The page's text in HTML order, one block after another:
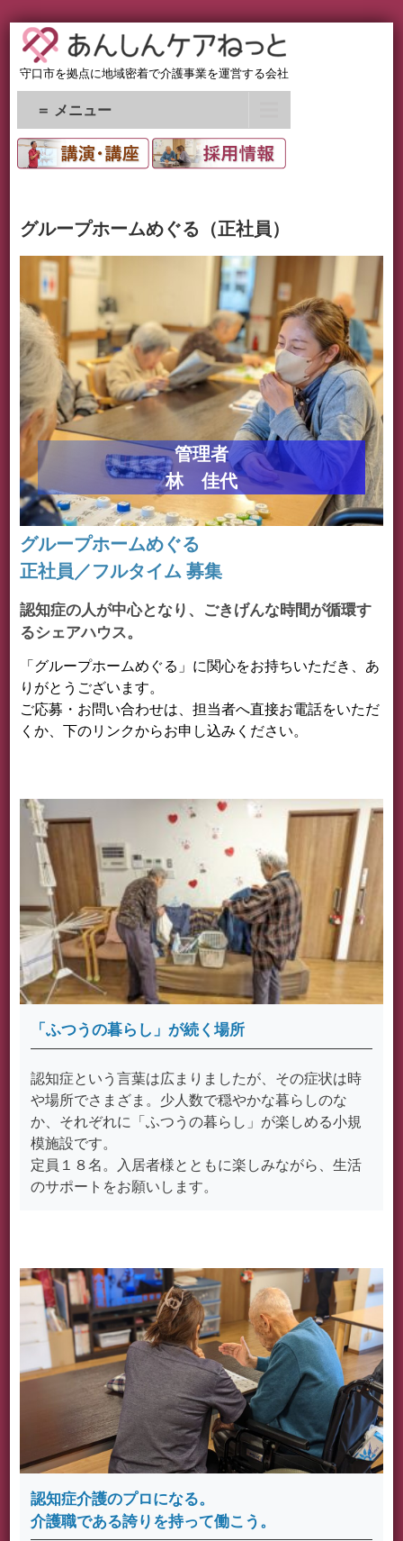
守口市を拠点に地域密着で介護事業を運営する会社
＝ メニュー
グループホームめぐる（正社員）
管理者
林 佳代
グループホームめぐる
正社員／フルタイム 募集
認知症の人が中心となり、ごきげんな時間が循環す
るシェアハウス。
「グループホームめぐる」に関心をお持ちいただき、あ
りがとうございます。
ご応募・お問い合わせは、担当者へ直接お電話をいただ
くか、下のリンクからお申し込みください。
「ふつうの暮らし」が続く場所
認知症という言葉は広まりましたが、その症状は時
や場所でさまざま。少人数で穏やかな暮らしのな
か、それぞれに「ふつうの暮らし」が楽しめる小規
模施設です。
定員１８名。入居者様とともに楽しみながら、生活
のサポートをお願いします。
認知症介護のプロになる。
介護職である誇りを持って働こう。